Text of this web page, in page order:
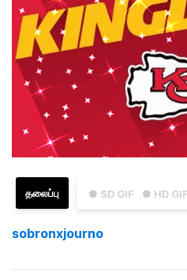
● SD GIF ● HD GIF
தலைப்பு
sobronxjourno